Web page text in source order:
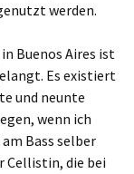
werden.
Buenos Aires ist
Es existiert
und neunte
wenn ich
Bass selber
Cellistin, die bei